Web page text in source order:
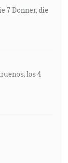
7 Donner, die
los 4